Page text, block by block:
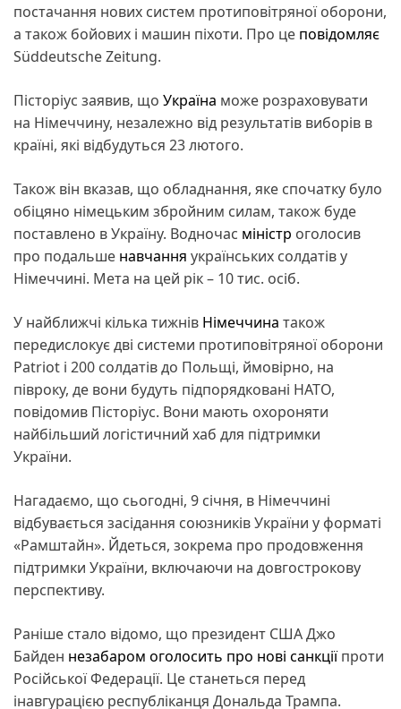
постачання нових систем протиповітряної оборони,
а також бойових і машин піхоти. Про це повідомляє
Süddeutsche Zeitung.
Пісторіус заявив, що Україна може розраховувати
на Німеччину, незалежно від результатів виборів в
країні, які відбудуться 23 лютого.
Також він вказав, що обладнання, яке спочатку було
обіцяно німецьким збройним силам, також буде
поставлено в Україну. Водночас міністр оголосив
про подальше навчання українських солдатів у
Німеччині. Мета на цей рік – 10 тис. осіб.
У найближчі кілька тижнів Німеччина також
передислокує дві системи протиповітряної оборони
Patriot і 200 солдатів до Польщі, ймовірно, на
півроку, де вони будуть підпорядковані НАТО,
повідомив Пісторіус. Вони мають охороняти
найбільший логістичний хаб для підтримки
України.
Нагадаємо, що сьогодні, 9 січня, в Німеччині
відбувається засідання союзників України у форматі
«Рамштайн». Йдеться, зокрема про продовження
підтримки України, включаючи на довгострокову
перспективу.
Раніше стало відомо, що президент США Джо
Байден незабаром оголосить про нові санкціїпроти
Російської Федерації. Це станеться перед
інавгурацією республіканця Дональда Трампа.